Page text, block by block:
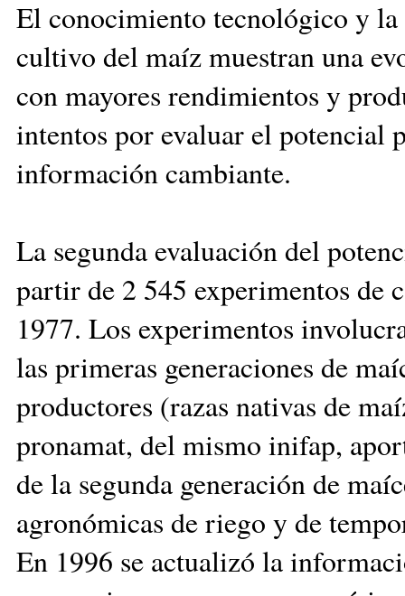
El conocimiento tecnoló­gi­co y
cultivo del maíz muestran una
con mayores rendimientos y
intentos por evaluar el potencial
información cambiante.
La segunda evaluación del
partir de 2 545 experimentos de
1977. Los experi­men­tos
las primeras generaciones de
productores (razas nativas de
pro­namat, del mismo inifap,
de la segunda ge­neración de
agronómicas de riego y de
En 1996 se actualizó la